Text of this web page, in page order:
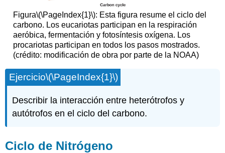
Figura\(\PageIndex{1}\): Esta figura resume el ciclo del
carbono. Los eucariotas participan en la respiración
aeróbica, fermentación y fotosíntesis oxígena. Los
procariotas participan en todos los pasos mostrados.
(crédito: modificación de obra por parte de la NOAA)
Ejercicio\(\PageIndex{1}\)
Describir la interacción entre heterótrofos y
autótrofos en el ciclo del carbono.
Ciclo de Nitrógeno